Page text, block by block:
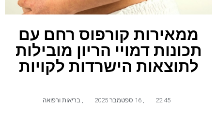
ממאירות קורפוס רחם עם
תכונות דמויי הריון מובילות
לתוצאות הישרדות לקויות
22:45 בריאות ורפואה